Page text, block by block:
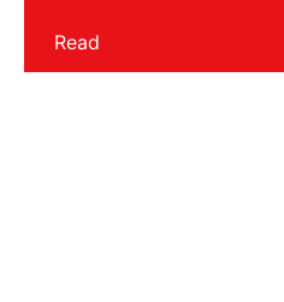
Read